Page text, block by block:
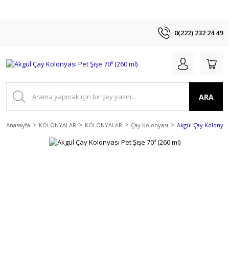
0(222) 232 24 49
ARA
Anasayfa KOLONYALAR KOLONYALAR Çay Kolonyası Akgül Çay